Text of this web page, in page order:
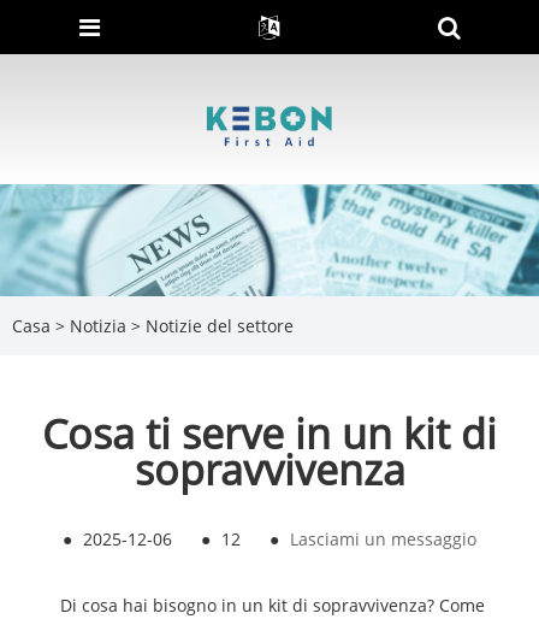
Casa > Notizia > Notizie del settore
Cosa ti serve in un kit di
sopravvivenza
● 2025-12-06 ● 12 ● Lasciami un messaggio
Di cosa hai bisogno in un kit di sopravvivenza? Come